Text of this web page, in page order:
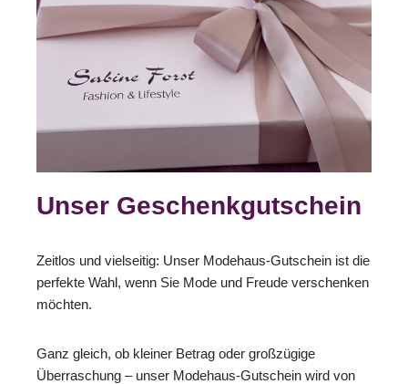
Unser Geschenkgutschein
Zeitlos und vielseitig: Unser Modehaus-Gutschein ist die
perfekte Wahl, wenn Sie Mode und Freude verschenken
möchten.
Ganz gleich, ob kleiner Betrag oder großzügige
Überraschung – unser Modehaus-Gutschein wird von